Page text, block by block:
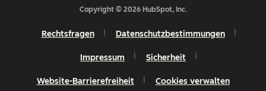
Copyright © 2026 HubSpot, Inc.
Rechtsfragen Datenschutzbestimmungen
Impressum Sicherheit
Website-Barrierefreiheit Cookies verwalten